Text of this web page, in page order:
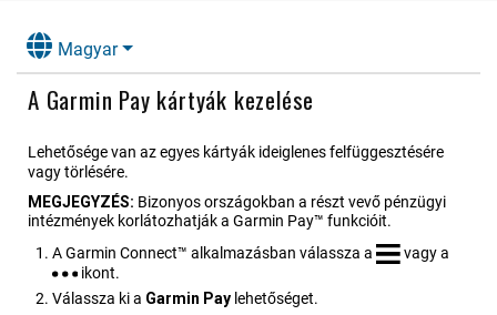
Magyar
A Garmin Pay kártyák kezelése
Lehetősége van az egyes kártyák ideiglenes felfüggesztésére
vagy törlésére.
MEGJEGYZÉS: Bizonyos országokban a részt vevő pénzügyi
intézmények korlátozhatják a Garmin Pay™ funkcióit.
AGarmin Connect™ alkalmazásban válassza a
vagy a
ikont.
Válassza ki a Garmin Pay lehetőséget.